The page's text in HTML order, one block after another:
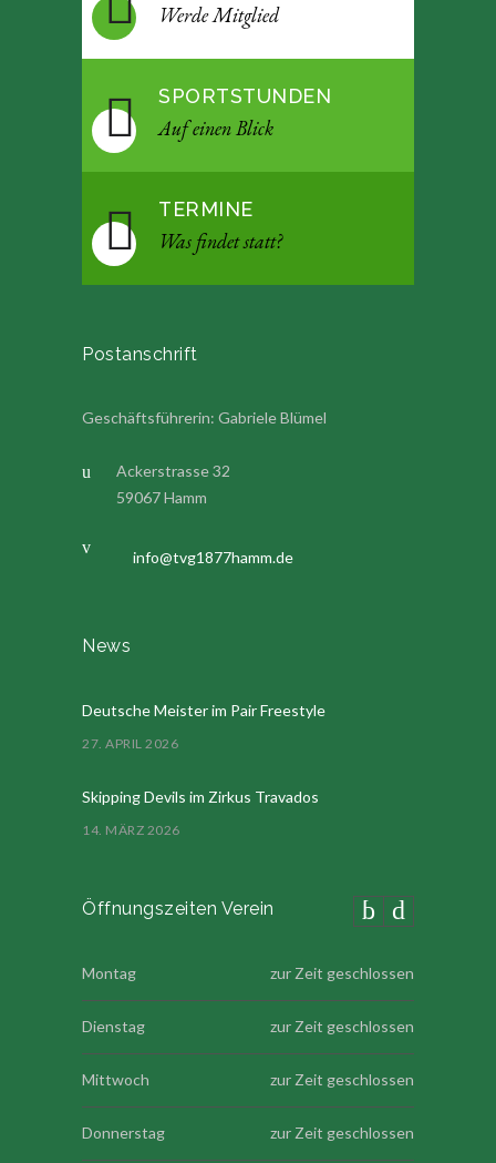
Werde Mitglied
SPORTSTUNDEN
Auf einen Blick
TERMINE
Was findet statt?
Postanschrift
Geschäftsführerin: Gabriele Blümel
Ackerstrasse 32
59067 Hamm
info@tvg1877hamm.de
News
Deutsche Meister im Pair Freestyle
27. APRIL 2026
Skipping Devils im Zirkus Travados
14. MÄRZ 2026
Öffnungszeiten Verein
Montag zur Zeit geschlossen
Dienstag zur Zeit geschlossen
Mittwoch zur Zeit geschlossen
Donnerstag zur Zeit geschlossen